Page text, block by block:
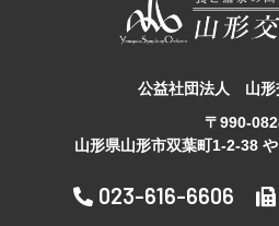
公益社団法人 山形
〒990-
山形県山形市双葉町1-2-38
023-616-6606